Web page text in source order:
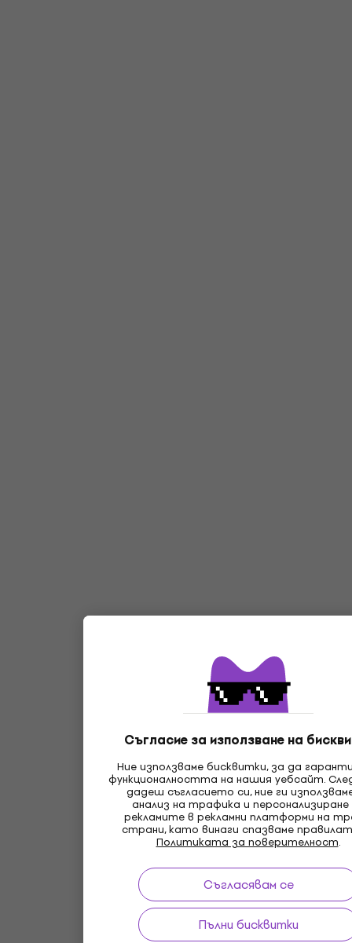
Съгласие за използване на
Ние използваме бисквитки, за да
функционалността на нашия уебсайт.
дадеш съгласието си, ние ги
анализ на трафика и персонализиране
рекламите в рекламни платформи на
страни, като винаги спазваме
Политиката за поверителност.
Съгласявам се
Пълни бисквитки